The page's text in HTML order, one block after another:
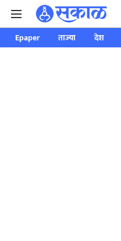
Epaper ताज्या देश